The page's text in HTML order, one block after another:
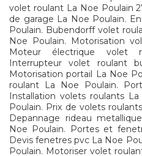
volet roulant La Noe Poulain
de garage La Noe Poulain.
Poulain. Bubendorff volet
Noe Poulain. Motorisation
Moteur électrique volet
Interrupteur volet roulant
Motorisation portail La Noe
roulant La Noe Poulain.
Installation volets roulants
Poulain. Prix de volets
Depannage rideau
Noe Poulain. Portes et
Devis fenetres pvc La Noe
Poulain. Motoriser volet